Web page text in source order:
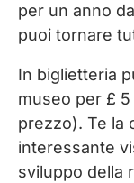
per un anno
puoi tornare
In biglietteria
museo per £
prezzo). Te la
interessante
sviluppo della